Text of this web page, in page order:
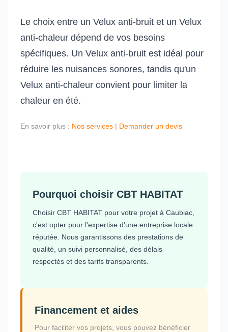
Le choix entre un Velux anti-bruit et un Velux
anti-chaleur dépend de vos besoins
spécifiques. Un Velux anti-bruit est idéal pour
réduire les nuisances sonores, tandis qu'un
Velux anti-chaleur convient pour limiter la
chaleur en été.
En savoir plus : Nos services | Demander un devis
Pourquoi choisir CBT HABITAT
Choisir CBT HABITAT pour votre projet à Caubiac,
c'est opter pour l'expertise d'une entreprise locale
réputée. Nous garantissons des prestations de
qualité, un suivi personnalisé, des délais
respectés et des tarifs transparents.
Financement et aides
Pour faciliter vos projets, vous pouvez bénéficier